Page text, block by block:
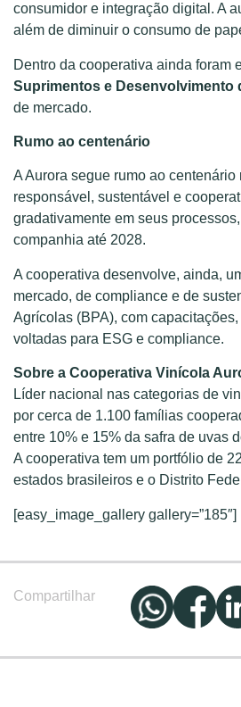
consumidor e integração digital. A
além de diminuir o consumo de
Dentro da cooperativa ainda foram
Suprimentos e Desenvolvimento
de mercado.
Rumo ao centenário
A Aurora segue rumo ao
responsável, sustentável e
gradativamente em seus
companhia até 2028.
A cooperativa desenvolve, ainda,
mercado, de compliance e de
Agrícolas (BPA), com
voltadas para ESG e compliance.
Sobre a Cooperativa Vinícola
Líder nacional nas categorias de
por cerca de 1.100 famílias
entre 10% e 15% da safra de uvas
A cooperativa tem um portfólio de
estados brasileiros e o Distrito
[easy_image_gallery gallery=”185″]
Compartilhar